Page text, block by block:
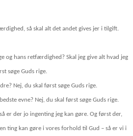
så skal alt det andet gives jer i tilgift.
og hans retfærdighed? Skal jeg give alt hvad jeg
søge Guds rige.
Nej, du skal først søge Guds rige.
evne? Nej, du skal først søge Guds rige.
er der jo ingenting jeg kan gøre. Og først der,
ting kan gøre i vores forhold til Gud – så er vi i